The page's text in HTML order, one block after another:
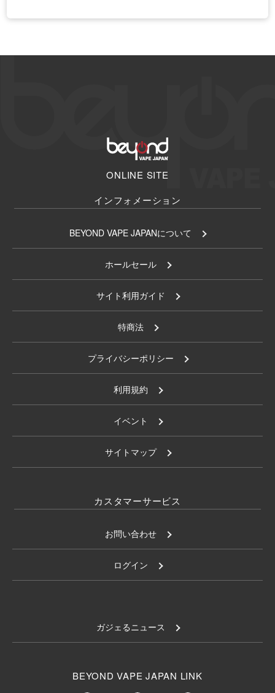
ONLINE SITE
インフォメーション
BEYOND VAPE JAPANについて
ホールセール
サイト利用ガイド
特商法
プライバシーポリシー
利用規約
イベント
サイトマップ
カスタマーサービス
お問い合わせ
ログイン
ガジェるニュース
BEYOND VAPE JAPAN LINK